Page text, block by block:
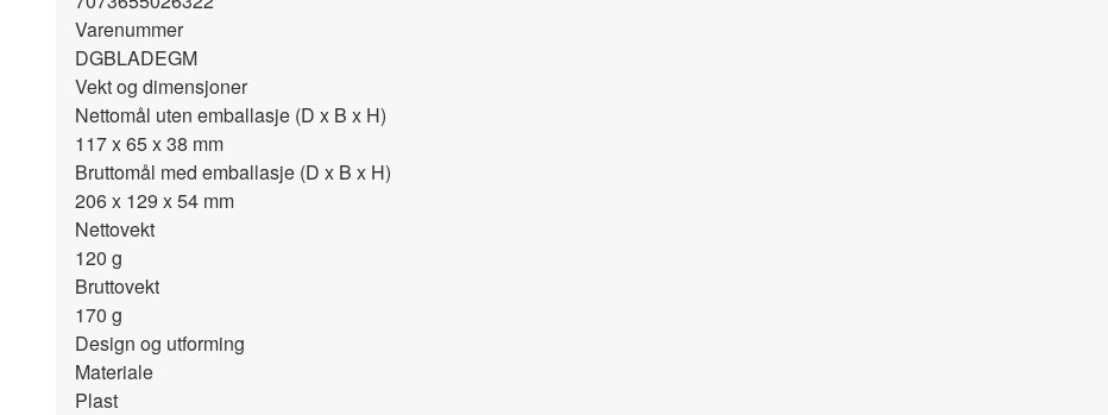
Varenummer
DGBLADEGM
Vekt og dimensjoner
Nettomål uten emballasje (D x B x H)
117 x 65 x 38 mm
Bruttomål med emballasje (D x B x H)
206 x 129 x 54 mm
Nettovekt
120 g
Bruttovekt
170 g
Design og utforming
Materiale
Plast